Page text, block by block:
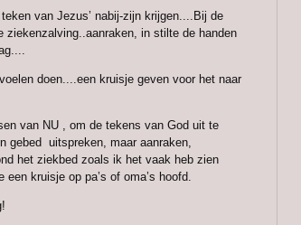
van Jezus’ nabij-zijn krijgen....Bij de
in stilte de handen
doen....een kruisje geven voor het naar
van NU , om de tekens van God uit te
gebed uitspreken, maar aanraken,
het ziekbed zoals ik het vaak heb zien
kruisje op pa’s of oma’s hoofd.